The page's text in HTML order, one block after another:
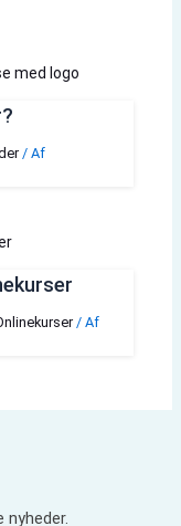
/ Af
/ Af